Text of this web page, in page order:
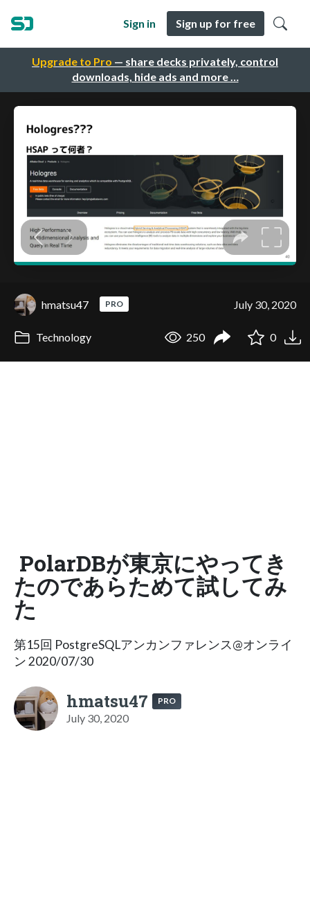
Upgrade to Pro — share decks privately, control
downloads, hide ads and more …
Sign in Sign up for free
hmatsu47 PRO July 30, 2020
Technology 250 0
PolarDBが東京にやってき
たのであらためて試してみ
た
第15回 PostgreSQLアンカンファレンス@オンライ
ン 2020/07/30
hmatsu47 PRO
July 30, 2020